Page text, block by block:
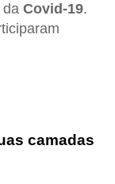
da Covid-19.
camadas